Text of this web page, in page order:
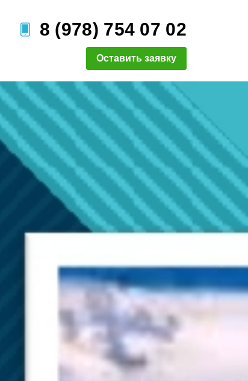
8 (978) 754 07 02
Оставить заявку